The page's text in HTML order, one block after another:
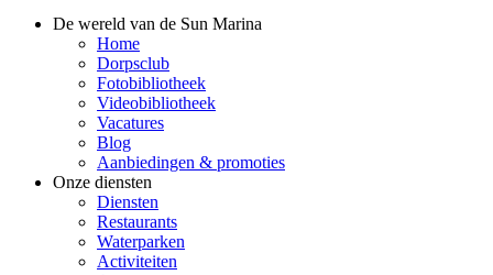
De wereld van de Sun Marina
Home
Dorpsclub
Fotobibliotheek
Videobibliotheek
Vacatures
Blog
Aanbiedingen & promoties
Onze diensten
Diensten
Restaurants
Waterparken
Activiteiten